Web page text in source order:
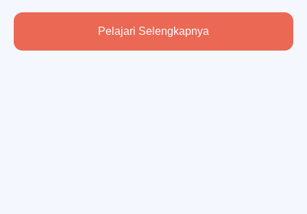
Pelajari Selengkapnya